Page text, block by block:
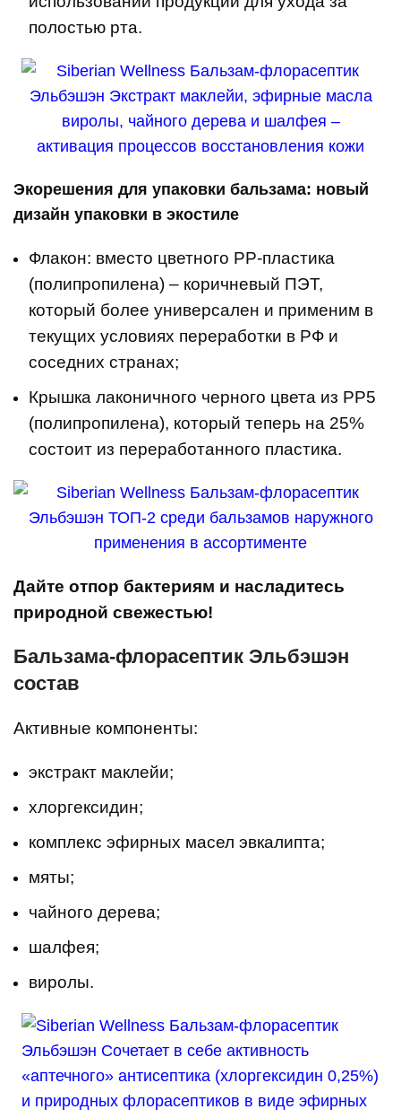
полостью рта.
Экорешения для упаковки бальзама: новый
дизайн упаковки в экостиле
Флакон: вместо цветного PP-пластика
(полипропилена) – коричневый ПЭТ,
который более универсален и применим в
текущих условиях переработки в РФ и
соседних странах;
Крышка лаконичного черного цвета из PP5
(полипропилена), который теперь на 25%
состоит из переработанного пластика.
Дайте отпор бактериям и насладитесь
природной свежестью!
Бальзама-флорасептик Эльбэшэн
состав
Активные компоненты:
экстракт маклейи;
хлоргексидин;
комплекс эфирных масел эвкалипта;
мяты;
чайного дерева;
шалфея;
виролы.